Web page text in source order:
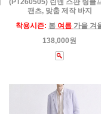
(PT260505) 린넨 스판 링클
팬츠, 맞춤 제작 바지
착용시즌: 봄여름 가을 겨
138,000원